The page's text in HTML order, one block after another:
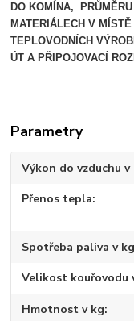
DO KOMÍNA,
MATERIÁLECH V
TEPLOVODNÍCH
ÚT A PŘIPOJOVACÍ
Parametry
Výkon do vzduchu
Přenos tepla
Spotřeba paliva v
Velikost kouřovodu
Hmotnost v kg